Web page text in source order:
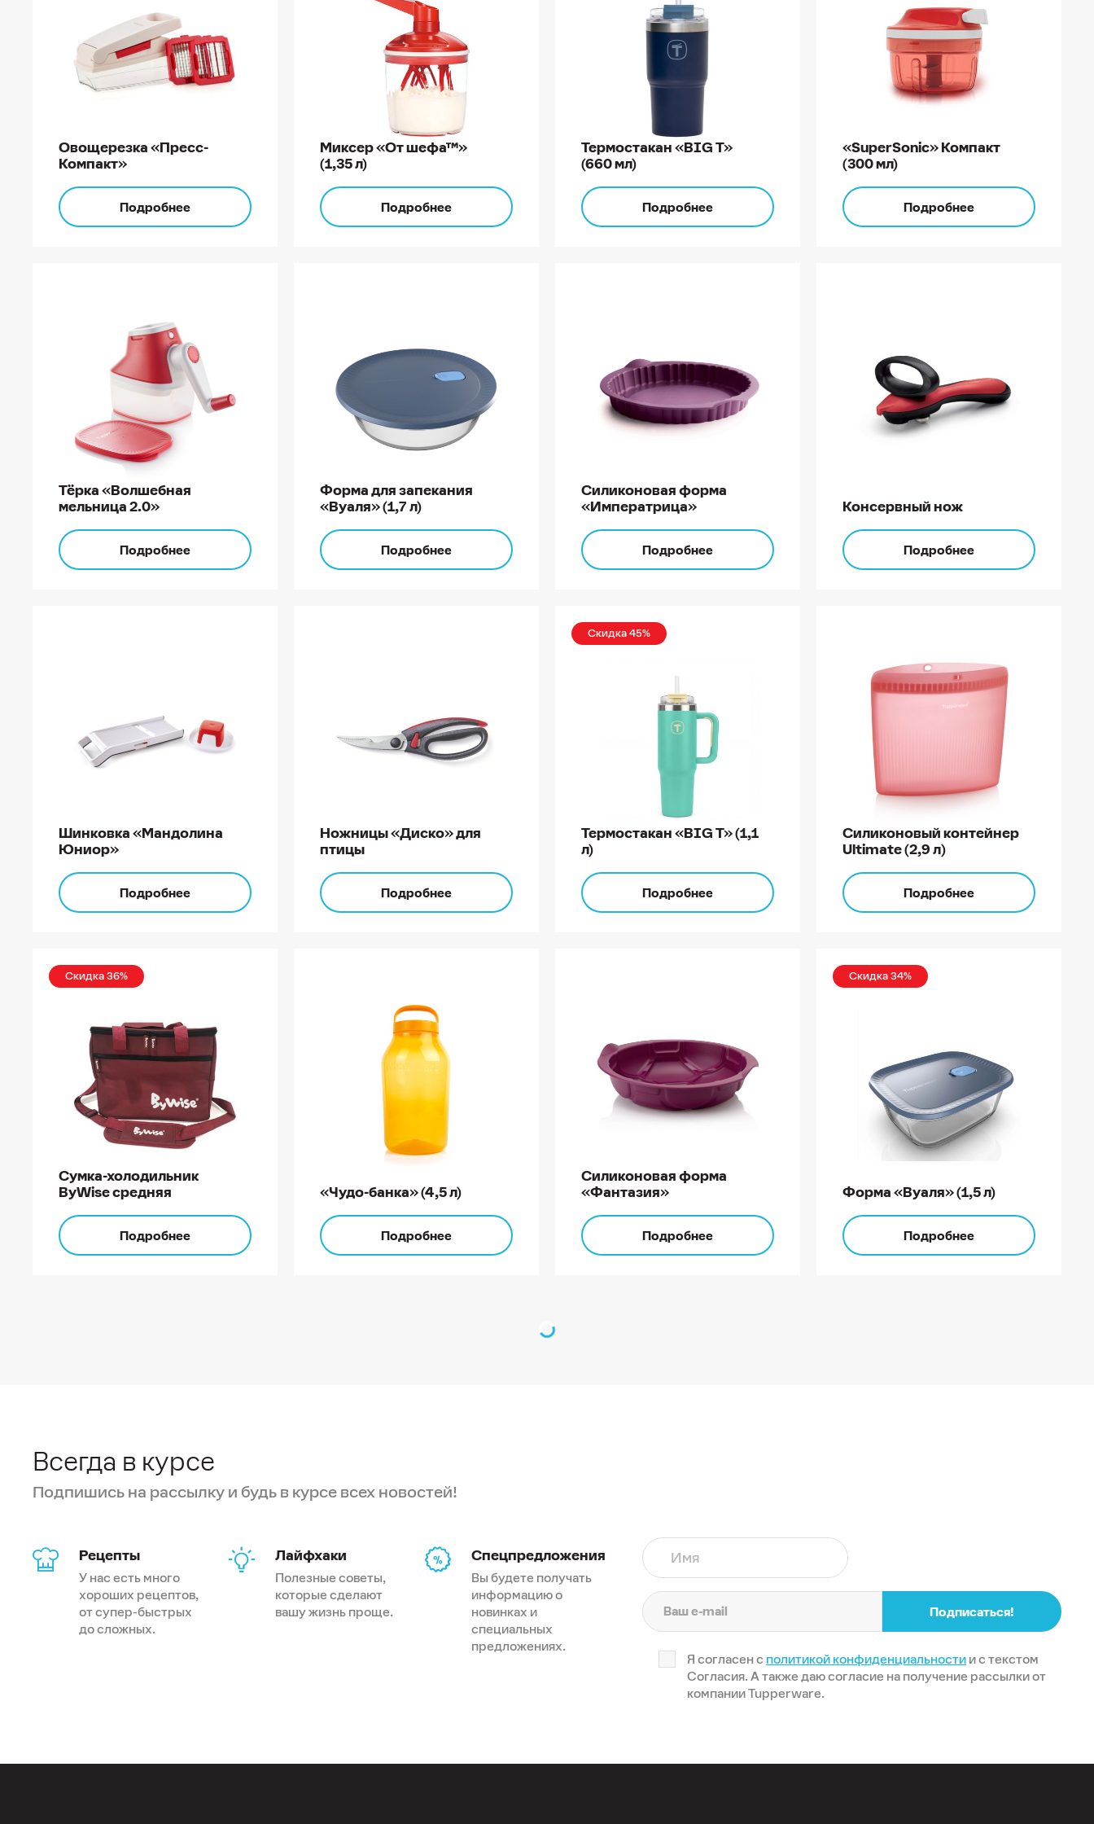
Овощерезка «Пресс-
Компакт»
Подробнее
Миксер «От шефа™»
(1,35 л)
Подробнее
Термостакан «BIG Т»
(660 мл)
Подробнее
«SuperSonic» Компакт
(300 мл)
Подробнее
Тёрка «Волшебная
мельница 2.0»
Подробнее
Форма для запекания
«Вуаля» (1,7 л)
Подробнее
Силиконовая форма
«Императрица»
Подробнее
Консервный нож
Подробнее
Шинковка «Мандолина
Юниор»
Подробнее
Ножницы «Диско» для
птицы
Подробнее
Скидка 45%
Термостакан «BIG Т» (1,1
л)
Подробнее
Силиконовый контейнер
Ultimate (2,9 л)
Подробнее
Скидка 36%
Сумка-холодильник
ByWise средняя
Подробнее
«Чудо-банка» (4,5 л)
Подробнее
Силиконовая форма
«Фантазия»
Подробнее
Скидка 34%
Форма «Вуаля» (1,5 л)
Подробнее
Всегда в курсе
Подпишись на рассылку и будь в курсе всех новостей!
Рецепты
У нас есть много
хороших рецептов,
от супер-быстрых
до сложных.
Лайфхаки
Полезные советы,
которые сделают
вашу жизнь проще.
Спецпредложения
Вы будете получать
информацию о
новинках и
специальных
предложениях.
Имя
Подписаться!
Я согласен с политикой конфиденциальностии с текстом
Согласия. А также даю согласие на получение рассылки от
компании Tupperware.